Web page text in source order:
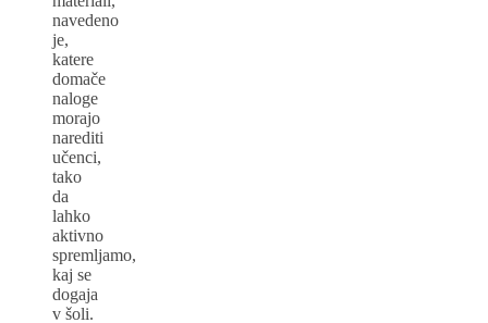
navedeno
je,
katere
domače
naloge
morajo
narediti
učenci,
tako
da
lahko
aktivno
spremljamo,
kaj se
dogaja
v šoli.